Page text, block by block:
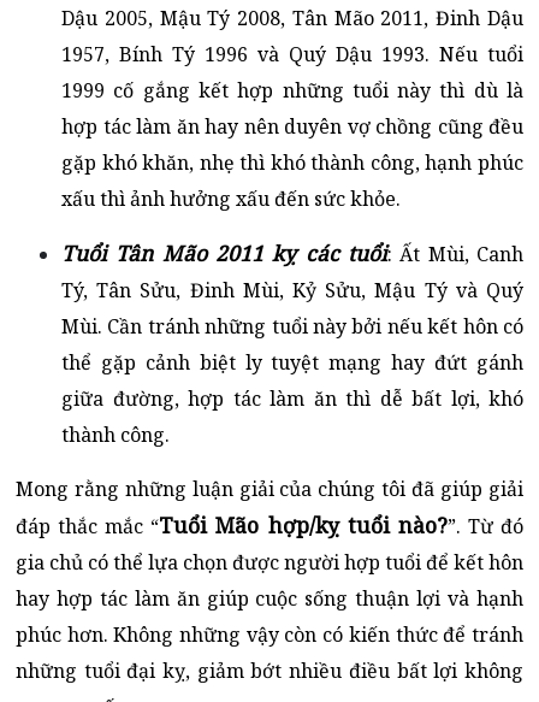
Dậu 2005, Mậu Tý 2008, Tân Mão 2011, Đinh Dậu
1957, Bính Tý 1996 và Quý Dậu 1993. Nếu tuổi
1999 cố gắng kết hợp những tuổi này thì dù là
hợp tác làm ăn hay nên duyên vợ chồng cũng đều
gặp khó khăn, nhẹ thì khó thành công, hạnh phúc
xấu thì ảnh hưởng xấu đến sức khỏe.
Tuổi Tân Mão 2011 kỵ các tuổi: Ất Mùi, Canh
Tý, Tân Sửu, Đinh Mùi, Kỷ Sửu, Mậu Tý và Quý
Mùi. Cần tránh những tuổi này bởi nếu kết hôn có
thể gặp cảnh biệt ly tuyệt mạng hay đứt gánh
giữa đường, hợp tác làm ăn thì dễ bất lợi, khó
thành công.
Mong rằng những luận giải của chúng tôi đã giúp giải
đáp thắc mắc “Tuổi Mão hợp/kỵ tuổi nào?”. Từ đó
gia chủ có thể lựa chọn được người hợp tuổi để kết hôn
hay hợp tác làm ăn giúp cuộc sống thuận lợi và hạnh
phúc hơn. Không những vậy còn có kiến thức để tránh
những tuổi đại kỵ, giảm bớt nhiều điều bất lợi không